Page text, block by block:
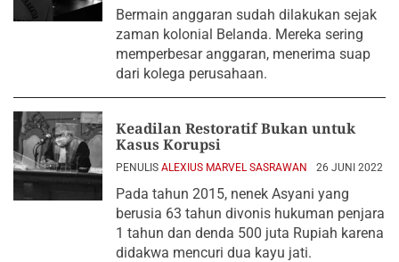
Bermain anggaran sudah dilakukan sejak
zaman kolonial Belanda. Mereka sering
memperbesar anggaran, menerima suap
dari kolega perusahaan.
Keadilan Restoratif Bukan untuk
Kasus Korupsi
PENULIS ALEXIUS MARVEL SASRAWAN 26 JUNI 2022
Pada tahun 2015, nenek Asyani yang
berusia 63 tahun divonis hukuman penjara
1 tahun dan denda 500 juta Rupiah karena
didakwa mencuri dua kayu jati.